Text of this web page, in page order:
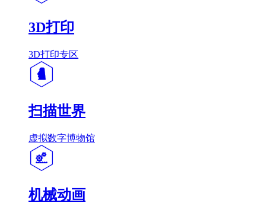
3D打印
3D打印专区
扫描世界
虚拟数字博物馆
机械动画